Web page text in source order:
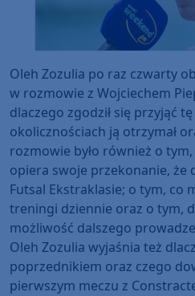
Oleh Zozulia po raz czwarty
w rozmowie z Wojciechem
dlaczego zgodził się przyjąć
okolicznościach ją otrzymał
rozmowie było również o
opiera swoje przekonanie, że
Futsal Ekstraklasie; o tym, co
treningi dziennie oraz o tym,
możliwość dalszego
Oleh Zozulia wyjaśnia też
poprzednikiem oraz czego
pierwszym meczu z